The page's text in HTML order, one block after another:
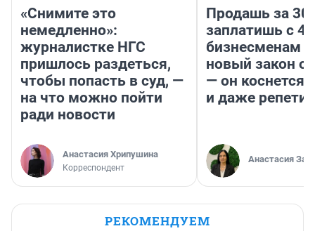
«Снимите это
немедленно»:
журналистке НГС
пришлось раздеться,
чтобы попасть в суд, —
на что можно пойти
ради новости
Анастасия Хрипушина
Корреспондент
Продашь за
заплатишь с
бизнесменам
новый закон о
— он коснется
и даже
Анастасия
РЕКОМЕНДУЕМ